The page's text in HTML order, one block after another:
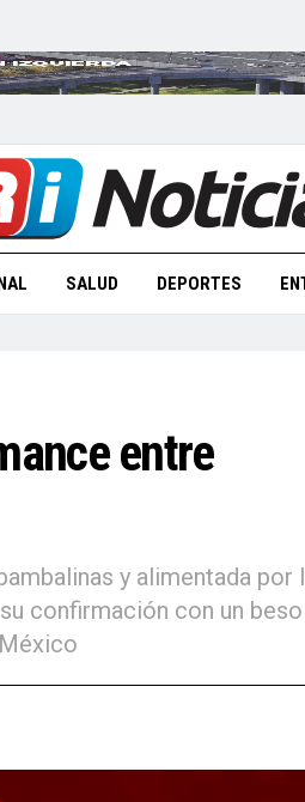
SALUD DEPORTES
entre
y alimentada por
confirmación con un beso